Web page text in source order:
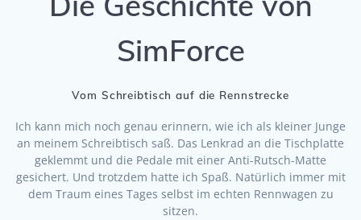
SimForce
Vom Schreibtisch auf die Rennstrecke
Ich kann mich noch genau erinnern, wie ich als kleiner Junge
an meinem Schreibtisch saß. Das Lenkrad an die Tischplatte
geklemmt und die Pedale mit einer Anti-Rutsch-Matte
gesichert. Und trotzdem hatte ich Spaß. Natürlich immer mit
dem Traum eines Tages selbst im echten Rennwagen zu
sitzen.